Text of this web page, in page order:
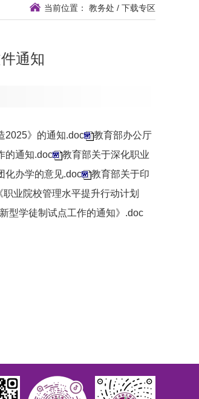
当前位置： 教务处 / 下载专区
通知
2025》的通知.doc
教育部办公厅
的通知.doc
教育部关于深化职业
化办学的意见.doc
教育部关于印
业院校管理水平提升行动计划
型学徒制试点工作的通知》.doc